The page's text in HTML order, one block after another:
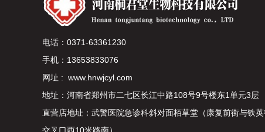
电话：0371-63361230
手机：13653833076
网址 : www.hnwjcyl.com
地址：河南省郑州市二七区长江中路108号9号楼东1单元3层
直营店地址：武警医院急诊科斜对面栢草堂（康复前街与铁